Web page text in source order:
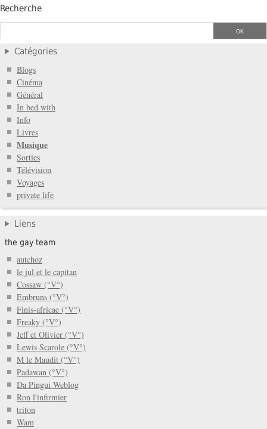
Recherche
Catégories
Blogs
Cinéma
Général
In bed with
Info
Livres
Musique
Sorties
Télévision
Voyages
private life
Liens
the gay team
autchoz
le jul et le capitan
Cossaw (°V°)
Embruns (°V°)
Finis-africae (°V°)
Freaky (°V°)
Jeff et Olivier (°V°)
Lewis Scarole (°V°)
M le Maudit (°V°)
Padawan (°V°)
Da Pingui Weblog
Ron l'infirmier
triton
Wam